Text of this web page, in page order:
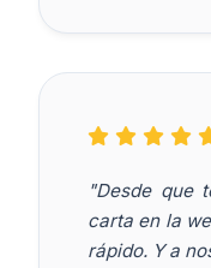
"Desde que
carta en la
rápido. Y a